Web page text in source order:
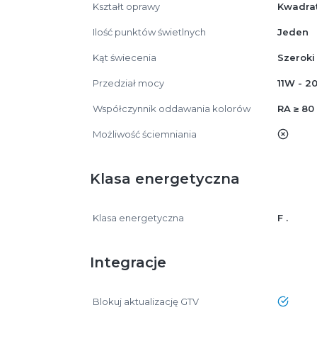
Kształt oprawy
Ilość punktów świetlnych Jeden
Kąt świecenia Szeroki
Przedział mocy 11W -
Współczynnik oddawania kolorów RA ≥ 80
Możliwość ściemniania nie
Klasa energetyczna
Klasa energetyczna F .
Integracje
Blokuj aktualizację GTV tak